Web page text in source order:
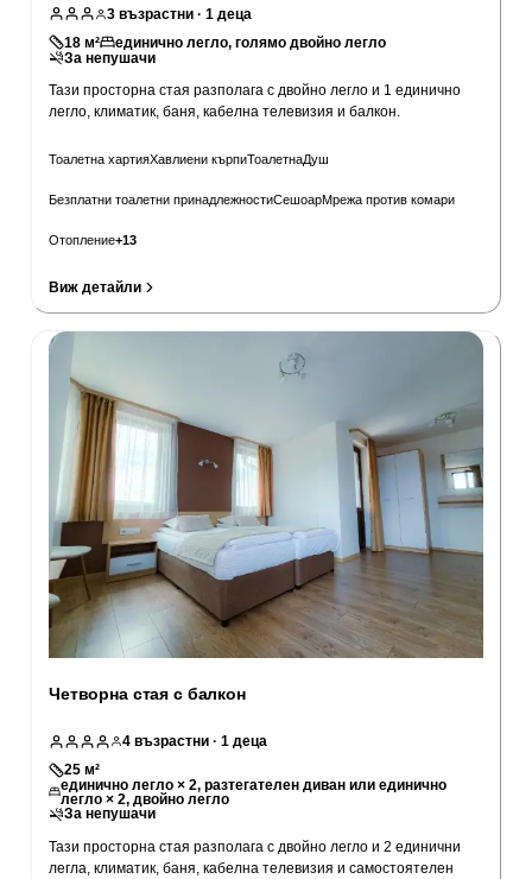
3 възрастни · 1 деца
18 м²
единично легло, голямо двойно легло
За непушачи
Тази просторна стая разполага с двойно легло и 1 единично
легло, климатик, баня, кабелна телевизия и балкон.
Тоалетна хартияХавлиени кърпиТоалетнаДуш
Безплатни тоалетни принадлежностиСешоарМрежа против комари
Отопление+13
Виж детайли
Четворна стая с балкон
4 възрастни · 1 деца
25 м²
единично легло × 2, разтегателен диван или единично
легло × 2, двойно легло
За непушачи
Тази просторна стая разполага с двойно легло и 2 единични
легла, климатик, баня, кабелна телевизия и самостоятелен